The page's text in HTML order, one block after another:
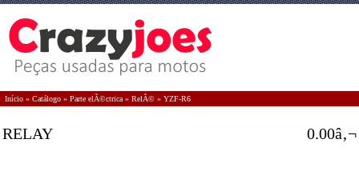
Início » Catálogo » Parte elÃ©ctrica » RelÃ© » YZF-R6
RELAY 0.00â‚¬